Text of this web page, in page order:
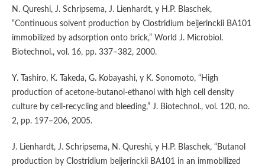
N. Qureshi, J. Schripsema, J. Lienhardt, y H.P. Blaschek,
“Continuous solvent production by Clostridium beijerinckii BA101
immobilized by adsorption onto brick,” World J. Microbiol.
Biotechnol., vol. 16, pp. 337–382, 2000.
Y. Tashiro, K. Takeda, G. Kobayashi, y K. Sonomoto, “High
production of acetone-butanol-ethanol with high cell density
culture by cell-recycling and bleeding,” J. Biotechnol., vol. 120, no.
2, pp. 197–206, 2005.
J. Lienhardt, J. Schripsema, N. Qureshi, y H.P. Blaschek, “Butanol
production by Clostridium beijerinckii BA101 in an immobilized